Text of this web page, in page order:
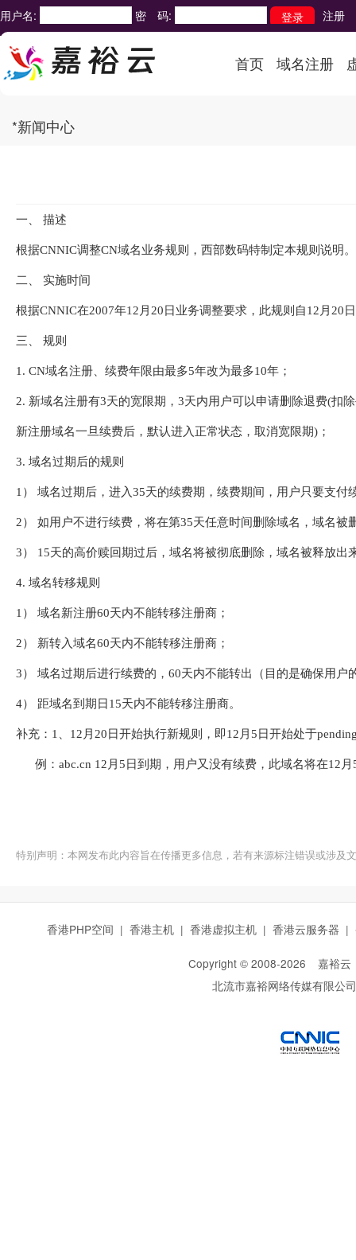
用户名: 密 码: 注册
首页 域名注册
*新闻中心
一、 描述
根据CNNIC调整CN域名业务规则，西部数码特制定本规则说明。
二、 实施时间
根据CNNIC在2007年12月20日业务调整要求，此规则自12月20
三、 规则
1. CN域名注册、续费年限由最多5年改为最多10年；
2. 新域名注册有3天的宽限期，3天内用户可以申请删除退费(扣
新注册域名一旦续费后，默认进入正常状态，取消宽限期)；
3. 域名过期后的规则
1） 域名过期后，进入35天的续费期，续费期间，用户只要支付
2） 如用户不进行续费，将在第35天任意时间删除域名，域名
3） 15天的高价赎回期过后，域名将被彻底删除，域名被释放出
4. 域名转移规则
1） 域名新注册60天内不能转移注册商；
2） 新转入域名60天内不能转移注册商；
3） 域名过期后进行续费的，60天内不能转出（目的是确保用
4） 距域名到期日15天内不能转移注册商。
补充：1、12月20日开始执行新规则，即12月5日开始处于
例：abc.cn 12月5日到期，用户又没有续费，此域名将在12
特别声明：本网发布此内容旨在传播更多信息，若有来源标注错误或涉及
香港PHP空间 | 香港主机 | 香港虚拟主机 | 香港云服务器 |
Copyright © 2008-2026 嘉裕云
北流市嘉裕网络传媒有限公司